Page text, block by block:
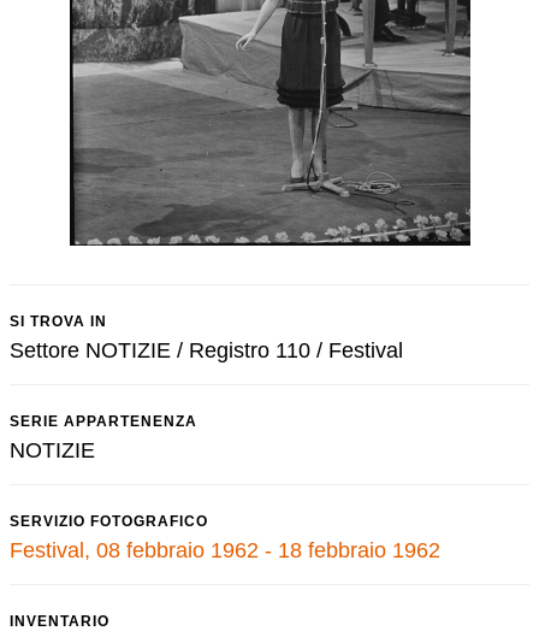
SI TROVA IN
Settore NOTIZIE / Registro 110 / Festival
SERIE APPARTENENZA
NOTIZIE
SERVIZIO FOTOGRAFICO
Festival, 08 febbraio 1962 - 18 febbraio 1962
INVENTARIO